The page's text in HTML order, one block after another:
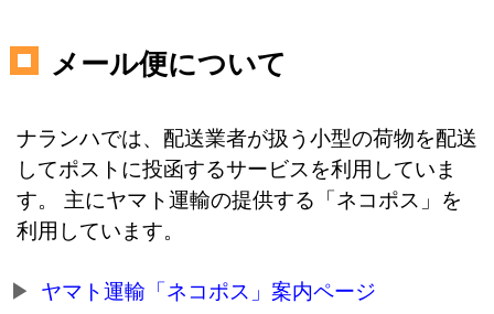
メール便について
ナランハでは、配送業者が扱う小型の荷物を配送
してポストに投函するサービスを利用していま
す。 主にヤマト運輸の提供する「ネコポス」を
利用しています。
ヤマト運輸「ネコポス」案内ページ